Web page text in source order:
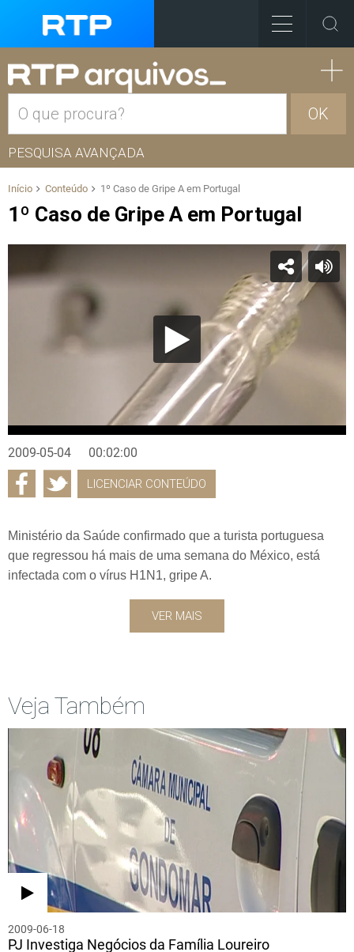
OK
PESQUISA AVANÇADA
Início Conteúdo 1º Caso de Gripe A em Portugal
1º Caso de Gripe A em Portugal
2009-05-04 00:02:00
LICENCIAR CONTEÚDO
Ministério da Saúde confirmado que a turista portuguesa
que regressou há mais de uma semana do México, está
infectada com o vírus H1N1, gripe A.
VER MAIS
Veja Também
2009-06-18
PJ Investiga Negócios da Família Loureiro